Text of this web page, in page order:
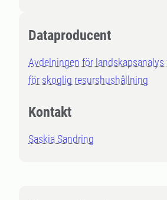
Dataproducent
Avdelningen för
för skoglig resurshushållning
Kontakt
Saskia Sandring